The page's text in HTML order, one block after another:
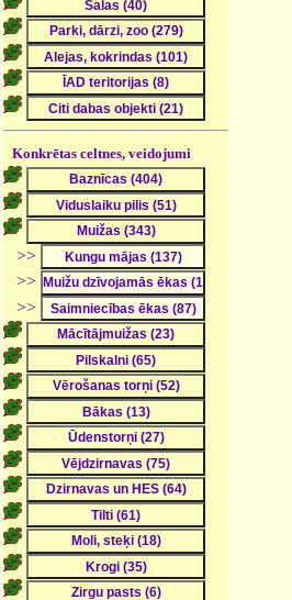
Konkrētas celtnes, veidojumi
>>
>>
>>